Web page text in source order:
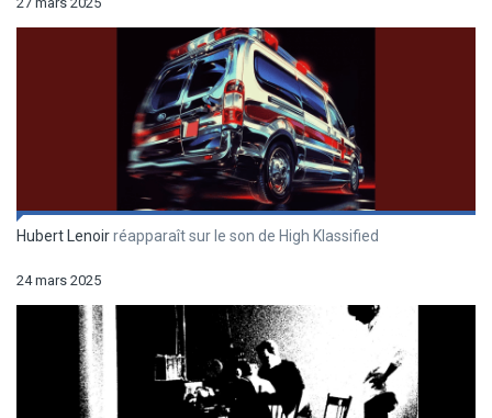
Hubert Lenoirréapparaît sur le son de High Klassified
24 mars 2025